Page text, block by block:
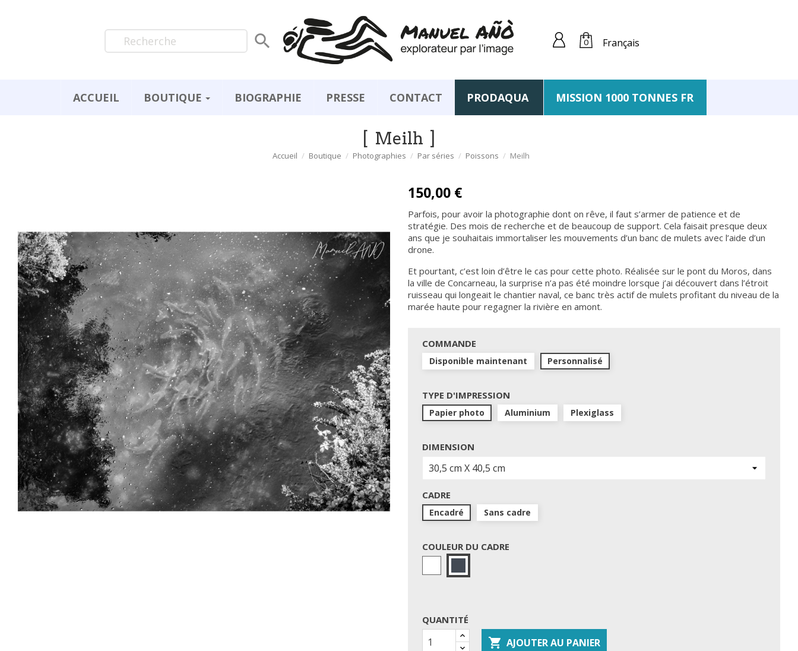
 0 Français
ACCUEIL BOUTIQUE BIOGRAPHIE PRESSE CONTACT PRODAQUA MISSION 1000 TONNES FR
Meilh
Accueil Boutique Photographies Par séries Poissons Meilh
150,00 €
Parfois, pour avoir la photographie dont on rêve, il faut s’armer de patience et de
stratégie. Des mois de recherche et de beaucoup de support. Cela faisait presque deux
ans que je souhaitais immortaliser les mouvements d’un banc de mulets avec l’aide d’un
drone.
Et pourtant, c’est loin d’être le cas pour cette photo. Réalisée sur le pont du Moros, dans
la ville de Concarneau, la surprise n’a pas été moindre lorsque j’ai découvert dans l’étroit
ruisseau qui longeait le chantier naval, ce banc très actif de mulets profitant du niveau de la
marée haute pour regagner la rivière en amont.
COMMANDE
Disponible maintenant Personnalisé
TYPE D'IMPRESSION
Papier photo Aluminium Plexiglass
DIMENSION
CADRE
Encadré Sans cadre
COULEUR DU CADRE
Blanc
QUANTITÉ
 AJOUTER AU PANIER